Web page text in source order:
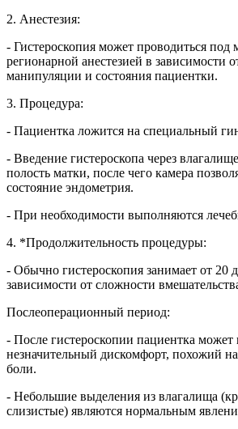
2. Анестезия:
- Гистероскопия может проводиться
регионарной анестезией в зависимости
манипуляции и состояния пациентки.
3. Процедура:
- Пациентка ложится на специальный
- Введение гистероскопа через
полость матки, после чего камера
состояние эндометрия.
- При необходимости выполняются
4. *Продолжительность процедуры:
- Обычно гистероскопия занимает от 20
зависимости от сложности
Послеоперационный период:
- После гистероскопии пациентка
незначительный дискомфорт, похожий
боли.
- Небольшие выделения из влагалища
слизистые) являются нормальным